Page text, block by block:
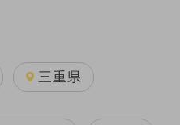
三重県